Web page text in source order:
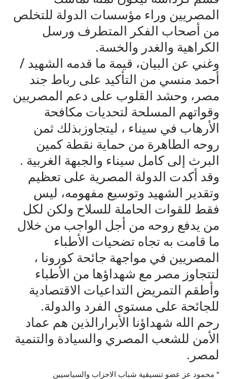
المصريين وراء مؤسسات الدولة للتخلص
من أصحاب الفكر المتطرف ورسل
الكراهية والغدر والخسة.
وغني عن البيان، قيمة ما قدمه الشهيد /
أحمد منسي من التأكيد على رباط جند
مصر، وحشد القلوب على دعم المصريين
وقواتهم المسلحة لتحديات مكافحة
الأرهاب في سيناء ، ليتجاوزبذلك ثمن
روحه الطاهرة من حماية نقطة كمين
البرث إلى كامل سيناء والجبهة الغربية .
وقد أكدت الدولة المصرية على تعظيم
وتقدير الشهيد وتوسيع مفهومه، ليس
فقط للقوات الحاملة للسلاح ولكن لكل
من يدفع روحه من أجل الواجب من خلال
ما قامت به تجاه تضحيات الأطباء
المصريين في مواجهة جائحة كورونا ،
لتتجاوز مصر مع شهداؤها من الأطباء
وأطقم التمريض التداعيات الاقتصادية
للجائحة على مستوى الفرد والدولة.
رحم الله شهداؤنا الأبرارالذين هم عماد
الأمن للشعب المصري والسيادة والتنمية
لمصر.
* محمود عز عضو تنسيقية شباب الاحزاب والسياسيين